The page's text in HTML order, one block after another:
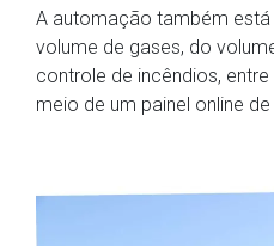
A automação também
volume de gases, do
controle de incêndios,
meio de um painel online